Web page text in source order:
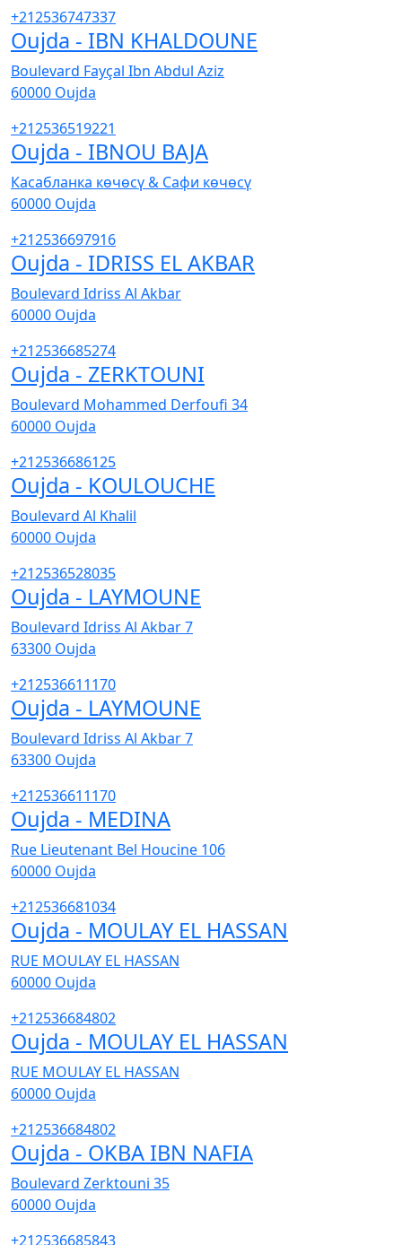
+212536747337
Oujda - IBN KHALDOUNE
Boulevard Fayçal Ibn Abdul Aziz
60000 Oujda
+212536519221
Oujda - IBNOU BAJA
Касабланка көчөсү & Сафи көчөсү
60000 Oujda
+212536697916
Oujda - IDRISS EL AKBAR
Boulevard Idriss Al Akbar
60000 Oujda
+212536685274
Oujda - ZERKTOUNI
Boulevard Mohammed Derfoufi 34
60000 Oujda
+212536686125
Oujda - KOULOUCHE
Boulevard Al Khalil
60000 Oujda
+212536528035
Oujda - LAYMOUNE
Boulevard Idriss Al Akbar 7
63300 Oujda
+212536611170
Oujda - LAYMOUNE
Boulevard Idriss Al Akbar 7
63300 Oujda
+212536611170
Oujda - MEDINA
Rue Lieutenant Bel Houcine 106
60000 Oujda
+212536681034
Oujda - MOULAY EL HASSAN
RUE MOULAY EL HASSAN
60000 Oujda
+212536684802
Oujda - MOULAY EL HASSAN
RUE MOULAY EL HASSAN
60000 Oujda
+212536684802
Oujda - OKBA IBN NAFIA
Boulevard Zerktouni 35
60000 Oujda
+212536685843